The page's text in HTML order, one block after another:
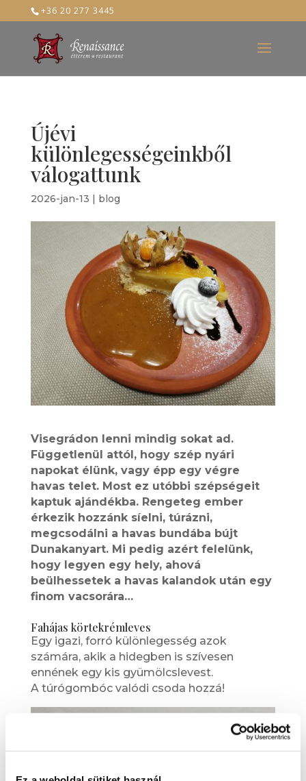
+36 20 277 3445
Újévi
különlegességeinkből
válogattunk
2026-jan-13 | blog
Visegrádon lenni mindig sokat ad.
Függetlenül attól, hogy szép nyári
napokat élünk, vagy épp egy végre
havas telet. Most ez utóbbi szépségeit
kaptuk ajándékba. Rengeteg ember
érkezik hozzánk síelni, túrázni,
megcsodálni a havas bundába bújt
Dunakanyart. Mi pedig azért felelünk,
hogy legyen egy hely, ahová
beülhessetek a havas kalandok után egy
finom vacsorára…
Fahájas körtekrémleves
Egy igazi, forró különlegesség azok
számára, akik a hidegben is szívesen
ennének egy kis gyümölcslevest.
A túrógombóc valódi csoda hozzá!